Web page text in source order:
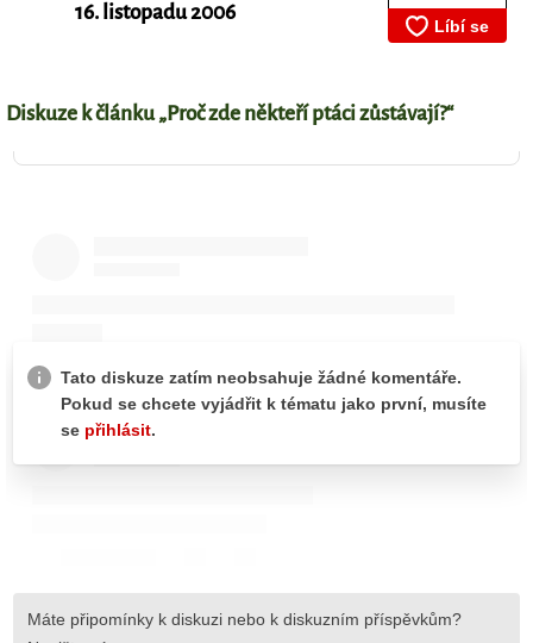
16. listopadu 2006
Diskuze k článku „Proč zde někteří ptáci zůstávají?“